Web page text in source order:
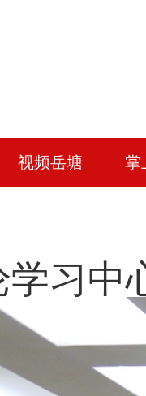
视频岳塘 掌
习中